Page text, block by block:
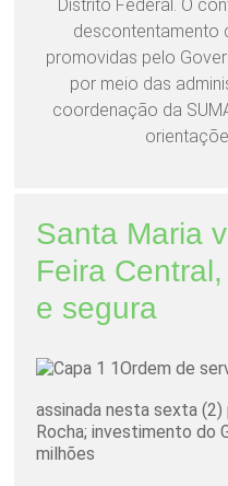
Distrito Federal. O
descontentamento
promovidas pelo
por meio das
coordenação da
Santa Maria
Feira
e segura
Ordem de
assinada nesta sexta
Rocha; investimento do
milhões